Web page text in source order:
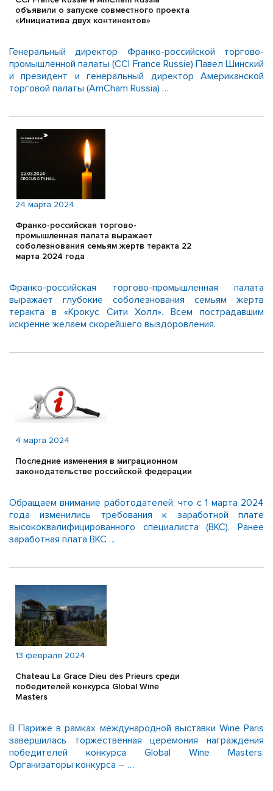
объявили о запуске совместного проекта
«Инициатива двух континентов»
Генеральный директор Франко-российской торгово-
промышленной палаты (CCI France Russie) Павел Шинский
и президент и генеральный директор Американской
торговой палаты (AmCham Russia) …
24 марта 2024
Франко-российская торгово-
промышленная палата выражает
соболезнования семьям жертв теракта 22
марта 2024 года
Франко-российская торгово-промышленная палата
выражает глубокие соболезнования семьям жертв
теракта в «Крокус Сити Холл». Всем пострадавшим
искренне желаем скорейшего выздоровления.
4 марта 2024
Последние изменения в миграционном
законодательстве российской федерации
Обращаем внимание работодателей, что с 1 марта 2024
года изменились требования к заработной плате
высококвалифицированного специалиста (ВКС). Ранее
заработная плата ВКС …
13 февраля 2024
Chateau La Grace Dieu des Prieurs среди
победителей конкурса Global Wine
Masters
В Париже в рамках международной выставки Wine Paris
завершилась торжественная церемония награждения
победителей конкурса Global Wine Masters.
Организаторы конкурса – …